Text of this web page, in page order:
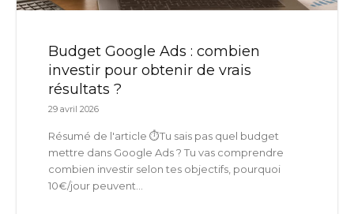
Budget Google Ads : combien
investir pour obtenir de vrais
résultats ?
29 avril 2026
Résumé de l'article ⏱️Tu sais pas quel budget
mettre dans Google Ads ? Tu vas comprendre
combien investir selon tes objectifs, pourquoi
10€/jour peuvent...